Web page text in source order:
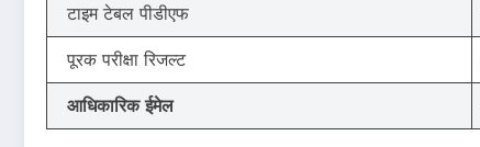
टाइम टेबल पीडीएफ
पूरक परीक्षा रिजल्ट
आधिकारिक ईमेल